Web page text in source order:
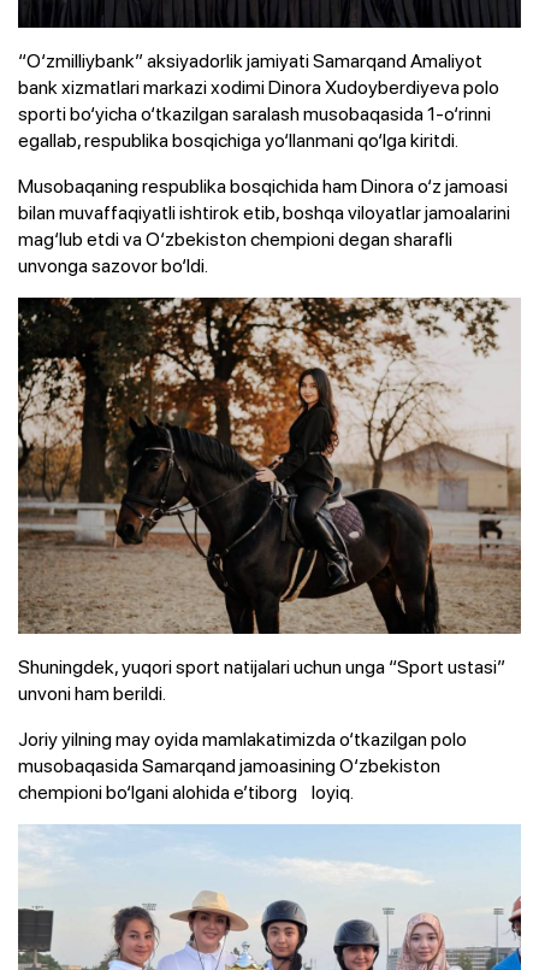
“O‘zmilliybank” aksiyadorlik jamiyati Samarqand Amaliyot
bank xizmatlari markazi xodimi Dinora Xudoyberdiyeva polo
sporti bo‘yicha o‘tkazilgan saralash musobaqasida 1-o‘rinni
egallab, respublika bosqichiga yo‘llanmani qo‘lga kiritdi.
Musobaqaning respublika bosqichida ham Dinora o‘z jamoasi
bilan muvaffaqiyatli ishtirok etib, boshqa viloyatlar jamoalarini
mag‘lub etdi va O‘zbekiston chempioni degan sharafli
unvonga sazovor bo‘ldi.
Shuningdek, yuqori sport natijalari uchun unga “Sport ustasi”
unvoni ham berildi.
Joriy yilning may oyida mamlakatimizda o‘tkazilgan polo
musobaqasida Samarqand jamoasining O‘zbekiston
chempioni bo‘lgani alohida e’tiborg loyiq.